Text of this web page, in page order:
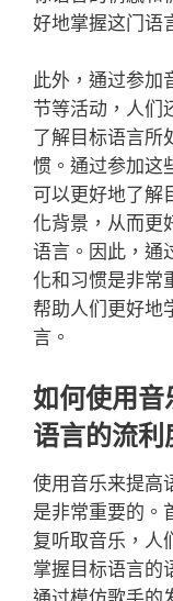
好地掌握这门语
此外，通过参加
节等活动，人们
了解目标语言所
惯。通过参加这
可以更好地了解
化背景，从而更
语言。因此，通
化和习惯是非常
帮助人们更好地
言。
如何使用音
语言的流利
使用音乐来提高
是非常重要的。
复听取音乐，人
掌握目标语言的